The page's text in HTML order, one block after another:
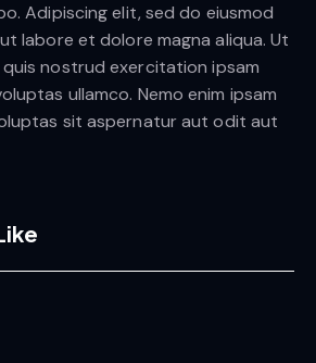
Adipiscing elit, sed do eiusmod
labore et dolore magna aliqua. Ut
quis nostrud exercitation ipsam
ullamco. Nemo enim ipsam
sit aspernatur aut odit aut